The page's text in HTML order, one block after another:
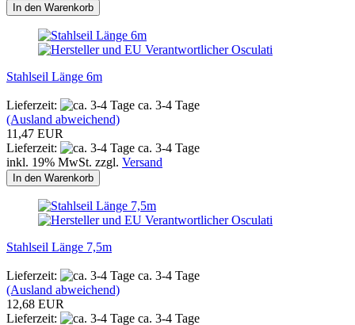
In den Warenkorb
Stahlseil Länge 6m
Lieferzeit:
ca. 3-4 Tage
(Ausland abweichend)
11,47 EUR
Lieferzeit:
ca. 3-4 Tage
inkl. 19% MwSt. zzgl. Versand
In den Warenkorb
Stahlseil Länge 7,5m
Lieferzeit:
ca. 3-4 Tage
(Ausland abweichend)
12,68 EUR
Lieferzeit:
ca. 3-4 Tage